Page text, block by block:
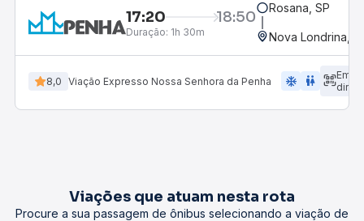
17:20 18:50
Duração: 1h 30m
Rosana, SP
Nova Londrina,
8,0 Viação Expresso Nossa Senhora da Penha ac_unit wc
direto
Viações que atuam nesta rota
Procure a sua passagem de ônibus selecionando a viação de